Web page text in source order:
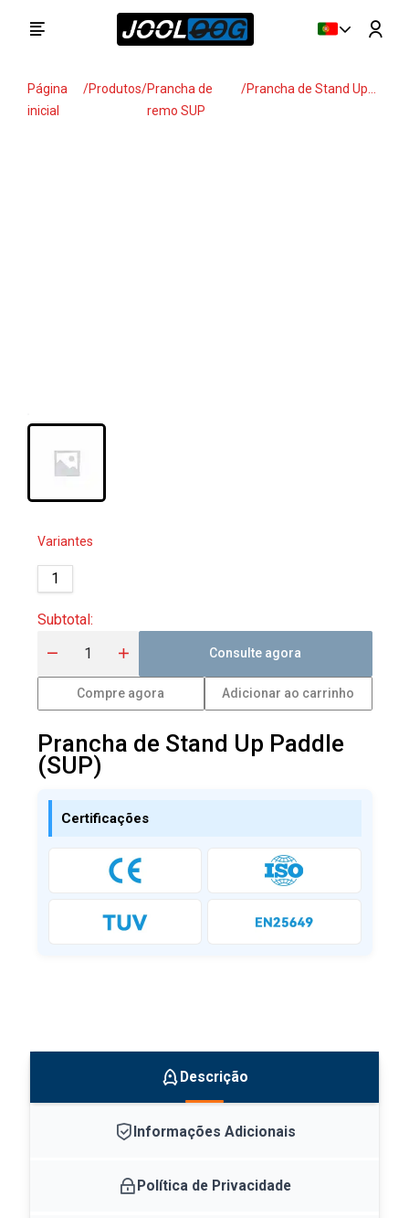
Página
inicial
/Produtos/Prancha de
remo SUP
/Prancha de Stand Up
Variantes
1
Subtotal:
Consulte agora
Compre agora Adicionar ao carrinho
Prancha de Stand Up Paddle
(SUP)
Certificações
Descrição
Informações Adicionais
Política de Privacidade